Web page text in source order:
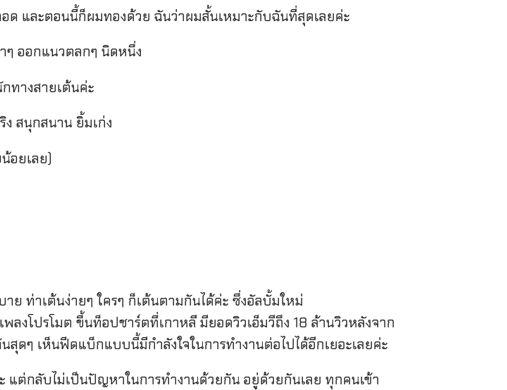
และตอนนี้ก็ผมทองด้วย ฉันว่าผมสั้นเหมาะกับฉันที่สุดเลยค่ะ
ออกแนวตลกๆ นิดหนึ่ง
ทางสายเต้นค่ะ
สนุกสนาน ยิ้มเก่ง
อยเลย)
ย ท่าเต้นง่ายๆ ใครๆ ก็เต้นตามกันได้ค่ะ ซึ่งอัลบั้มใหม่
พลงโปรโมต ขึ้นท็อปชาร์ตที่เกาหลี มียอดวิวเอ็มวีถึง 18 ล้านวิวหลังจาก
ดๆ เห็นฟีดแบ็กแบบนี้มีกำลังใจในการทำงานต่อไปได้อีกเยอะเลยค่ะ
แต่กลับไม่เป็นปัญหาในการทำงานด้วยกัน อยู่ด้วยกันเลย ทุกคนเข้า